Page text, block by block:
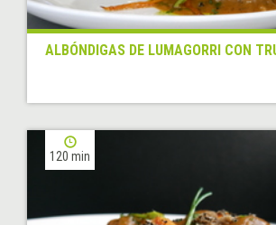
ALBÓNDIGAS DE LUMAGORRI CON
120 min